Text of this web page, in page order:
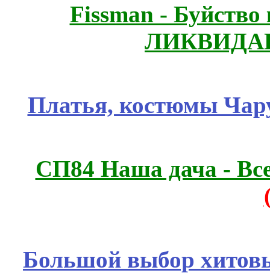
Fissmаn -
Платья, костюмы
СП84 Наша дача -
Большой выбор